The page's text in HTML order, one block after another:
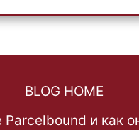
BLOG HOME
Parcelbound и как